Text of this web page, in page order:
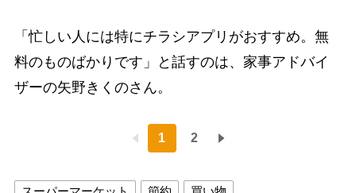
「忙しい人には特にチラシアプリがおすすめ。無
料のものばかりです」と話すのは、家事アドバイ
ザーの矢野きくのさん。
1 2